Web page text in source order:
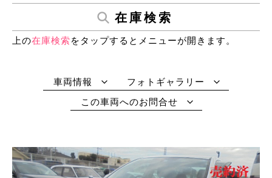
在庫検索
上の在庫検索をタップするとメニューが開きます。
車両情報
フォトギャラリー
この車両へのお問合せ